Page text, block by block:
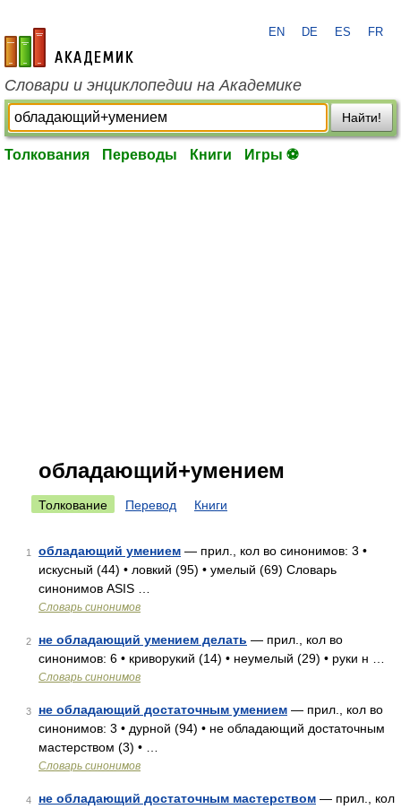
academic.ru
EN DE ES FR
Словари и энциклопедии на Академике
Найти!
Толкования Переводы Книги Игры ⚽
обладающий+умением
Толкование Перевод Книги
1 обладающий умением — прил., кол во синонимов: 3 •
искусный (44) • ловкий (95) • умелый (69) Словарь
синонимов ASIS …
Словарь синонимов
2 не обладающий умением делать — прил., кол во
синонимов: 6 • криворукий (14) • неумелый (29) • руки н …
Словарь синонимов
3 не обладающий достаточным умением — прил., кол во
синонимов: 3 • дурной (94) • не обладающий достаточным
мастерством (3) • …
Словарь синонимов
4 не обладающий достаточным мастерством — прил., кол